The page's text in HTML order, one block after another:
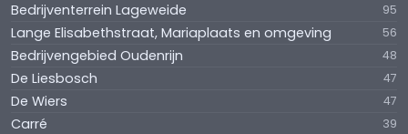
Bedrijventerrein Lageweide 95
Lange Elisabethstraat, Mariaplaats en omgeving 56
Bedrijvengebied Oudenrijn 48
De Liesbosch 47
De Wiers 47
Carré 39